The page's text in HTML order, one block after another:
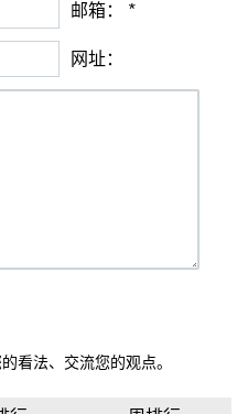
邮箱： *
网址：
看法、交流您的观点。